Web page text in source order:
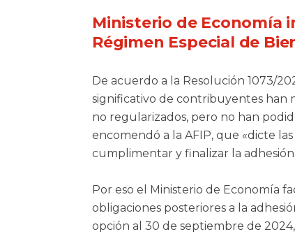
Ministerio de Economía
Régimen Especial de
De acuerdo a la Resolución 1073/
significativo de contribuyentes han
no regularizados, pero no han
encomendó a la AFIP, que «dicte
cumplimentar y finalizar la
Por eso el Ministerio de Economía
obligaciones posteriores a la
opción al 30 de septiembre de